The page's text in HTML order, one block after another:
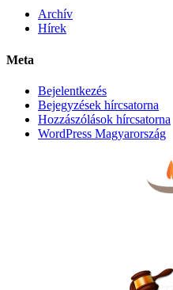
Archív
Hírek
Meta
Bejelentkezés
Bejegyzések hírcsatorna
Hozzászólások hírcsatorna
WordPress Magyarország